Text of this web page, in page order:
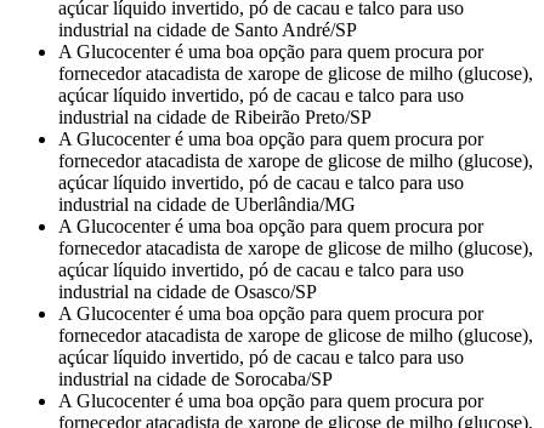
açúcar líquido invertido, pó de cacau e talco para uso
industrial na cidade de Santo André/SP
A Glucocenter é uma boa opção para quem procura por
fornecedor atacadista de xarope de glicose de milho (glucose),
açúcar líquido invertido, pó de cacau e talco para uso
industrial na cidade de Ribeirão Preto/SP
A Glucocenter é uma boa opção para quem procura por
fornecedor atacadista de xarope de glicose de milho (glucose),
açúcar líquido invertido, pó de cacau e talco para uso
industrial na cidade de Uberlândia/MG
A Glucocenter é uma boa opção para quem procura por
fornecedor atacadista de xarope de glicose de milho (glucose),
açúcar líquido invertido, pó de cacau e talco para uso
industrial na cidade de Osasco/SP
A Glucocenter é uma boa opção para quem procura por
fornecedor atacadista de xarope de glicose de milho (glucose),
açúcar líquido invertido, pó de cacau e talco para uso
industrial na cidade de Sorocaba/SP
A Glucocenter é uma boa opção para quem procura por
fornecedor atacadista de xarope de glicose de milho (glucose),